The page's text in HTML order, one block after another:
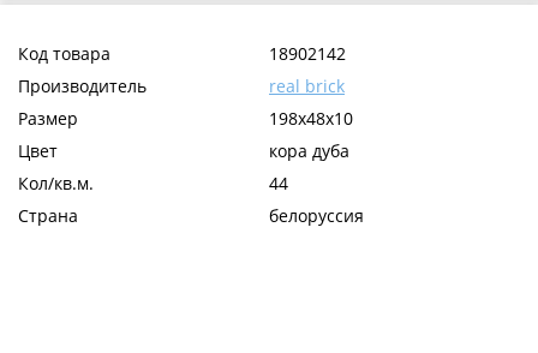
Код товара
18902142
Производитель
real brick
Размер
198х48х10
Цвет
кора дуба
Кол/кв.м.
44
Страна
белоруссия